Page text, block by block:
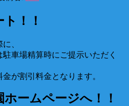
！！
、
車場精算時にご提示いただく
が割引料金となります。
ームページへ！！